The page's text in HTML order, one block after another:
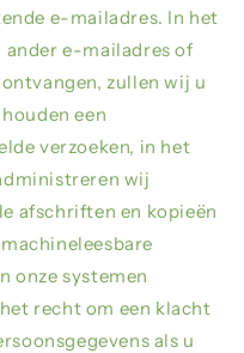
e-mailadres. In het
ander e-mailadres of
zullen wij u
een
verzoeken, in het
wij
afschriften en kopieën
onze systemen
recht om een klacht
als u